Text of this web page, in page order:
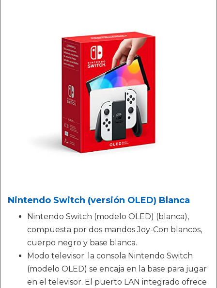
Nintendo Switch (versión OLED) Blanca
Nintendo Switch (modelo OLED) (blanca),
compuesta por dos mandos Joy-Con blancos,
cuerpo negro y base blanca.
Modo televisor: la consola Nintendo Switch
(modelo OLED) se encaja en la base para jugar
en el televisor. El puerto LAN integrado ofrece